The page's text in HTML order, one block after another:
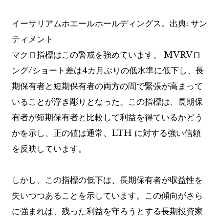
イーサリアムホエールホールディングス。出典: サン
ティメント
マクロ指標はこの警戒を強めています。 MVRVロ
ング/ショート差は4カ月ぶりの低水準に低下し、長
期保有者と短期保有者の両方の間で緊張が高まって
いることが浮き彫りとなった。この指標は、長期保
有者が短期保有者と比較して利益を得ているかどう
かを示し、正の値は通常、LTH に対する強い信頼
を反映しています。
しかし、この指標の低下は、長期保有者が収益性を
失いつつあることを示しています。この傾向がさら
に強まれば、残った利益を守ろうとする長期投資家